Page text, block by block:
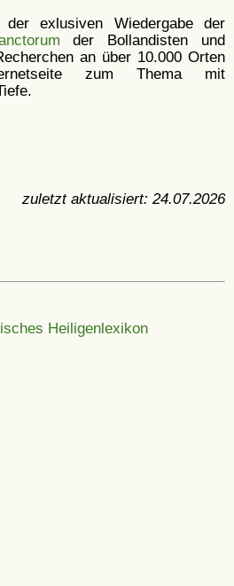
exlusiven Wiedergabe der
der Bollandisten und
an über 10.000 Orten
zum Thema mit
zuletzt aktualisiert: 24.07.2026
Heiligenlexikon